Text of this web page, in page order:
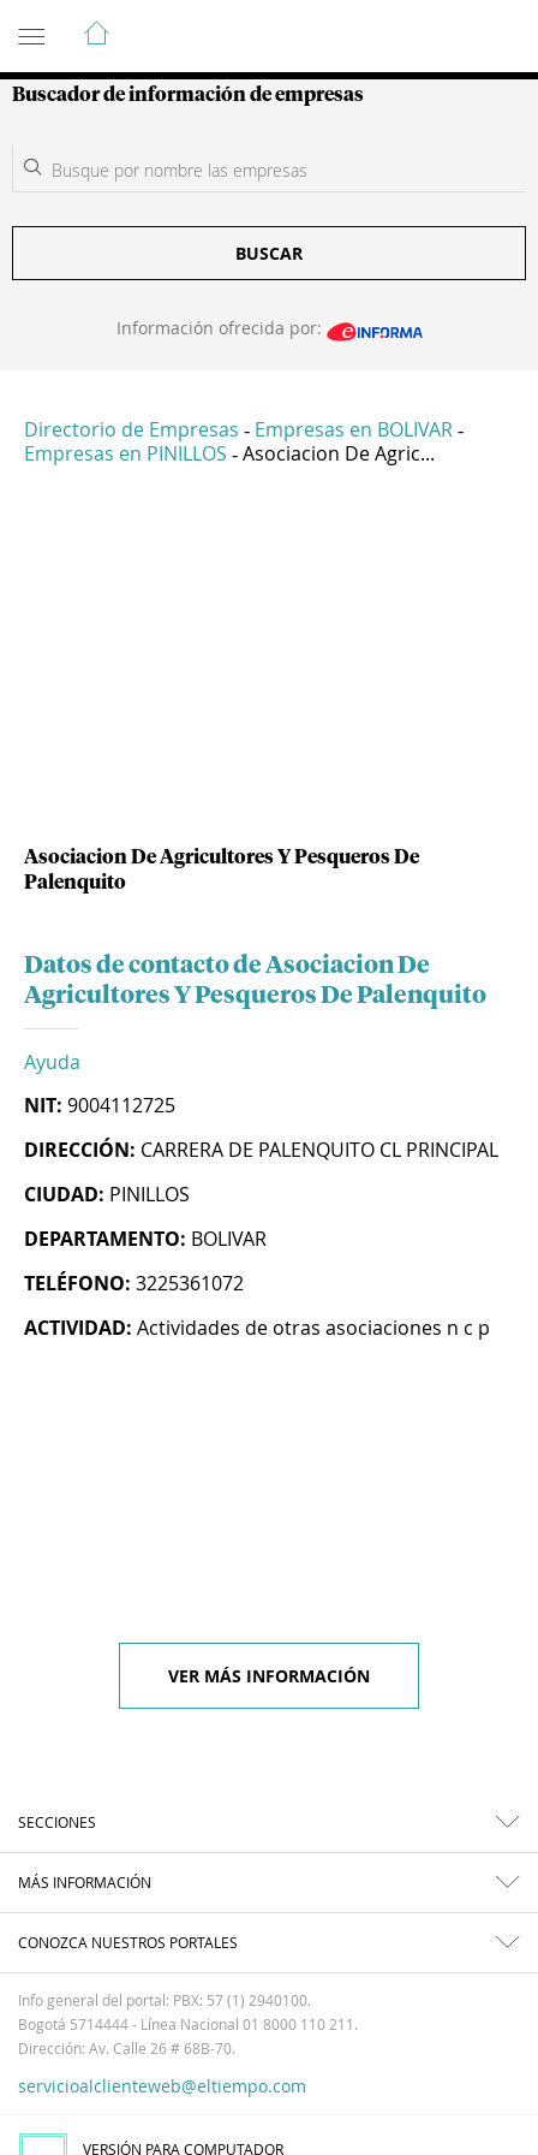
Guía de Empresas Colombianas
Buscador de información de empresas
BUSCAR
Información ofrecida por:
Directorio de Empresas - Empresas en BOLIVAR -
Empresas en PINILLOS - Asociacion De Agric...
Asociacion De Agricultores Y Pesqueros De
Palenquito
Datos de contacto de Asociacion De
Agricultores Y Pesqueros De Palenquito
Ayuda
NIT: 9004112725
DIRECCIÓN: CARRERA DE PALENQUITO CL PRINCIPAL
CIUDAD: PINILLOS
DEPARTAMENTO: BOLIVAR
TELÉFONO: 3225361072
ACTIVIDAD: Actividades de otras asociaciones n c p
VER MÁS INFORMACIÓN
SECCIONES
MÁS INFORMACIÓN
CONOZCA NUESTROS PORTALES
Info general del portal: PBX: 57 (1) 2940100.
Bogotá 5714444 - Línea Nacional 01 8000 110 211.
Dirección: Av. Calle 26 # 68B-70.
servicioalclienteweb@eltiempo.com
VERSIÓN PARA COMPUTADOR